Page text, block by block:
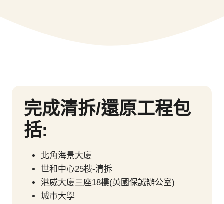
完成清拆/還原工程包
括:
北角海景大廈
世和中心25樓-清拆
港威大廈三座18樓(英國保誠辦公室)
城市大學